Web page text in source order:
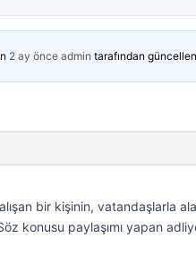
2 ay önce admin tarafından
bir kişinin, vatandaşlarla
konusu paylaşımı yapan